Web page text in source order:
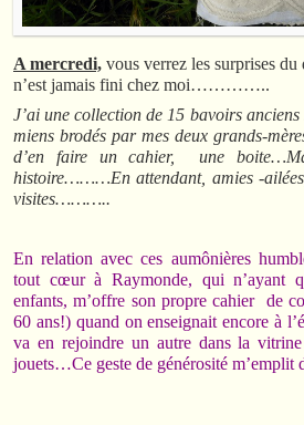
A mercredi, vous verrez les surprises
n’est jamais fini chez moi…………..
J’ai une collection de 15 bavoirs
miens brodés par mes deux grands-
d’en faire un cahier, une
histoire………En attendant, amies -
visites………..
En relation avec ces aumônières
tout cœur à Raymonde, qui n’ayant
enfants, m’offre son propre cahier de
60 ans!) quand on enseignait encore à
va en rejoindre un autre dans la
jouets…Ce geste de générosité